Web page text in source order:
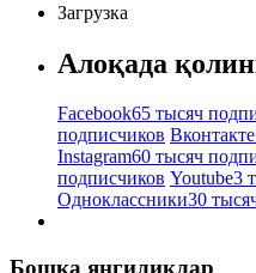
Загрузка
Алоқада
Facebook65 тысяч
подписчиков Вконтакте
Instagram60 тысяч
подписчиков Youtube3
Одноклассники30
Бошқа янгиликлар